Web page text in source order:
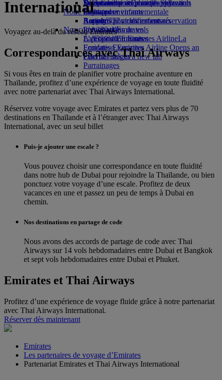
Boissons
Notre flotte
Boeing 777
L’A380 d’Emirates
L’A350 d’Emirates
Emirates Executive
Plan des sièges
Divertissements pour les enfants
Jouets pour enfants
Activités pour les enfants
La durabilité en pratique
Politique environnementale
Rapports environnementaux
Nos communautés
La Fondation Emirates AirlineLa
Fondation Emirates Airline Opens an
external link in a new tab
Parrainages
Se connecter à Emirates Skywards
Skywards+
Téléphone portable et l'application
Emirates
Annuler ou modifier une réservation
Perturbations de vols
À propos d’Emirates
International
Voyagez au-delà du réseau Emirates
Correspondances avec Thai Airways
Si vous êtes en train de planifier votre prochaine aventure en
Thaïlande, profitez d’une expérience de voyage en toute fluidité
avec notre partenariat avec Thai Airways International.
Réservez votre voyage avec Emirates et partez vers plus de 70
destinations en Thaïlande et à l’étranger avec Thai Airways
International, avec un seul billet
Puis-je ajouter une escale ?
Vous pouvez choisir une correspondance en toute fluidité
dans notre hub de Dubai pour rejoindre la Thaïlande, ou bien
ponctuez votre voyage d’une escale. Profitez de deux
vacances en une et passez un peu de temps à Dubai en
chemin.
Nos destinations en partage de code
Nous avons des accords de partage de code avec Thai
Airways sur 14 vols hebdomadaires entre Dubai et Bangkok
et sept vols hebdomadaires entre Dubai et Phuket.
Emirates et Thai Airways
Profitez d’une expérience de voyage fluide grâce à notre partenariat
avec Thai Airways International.
Réserver dès maintenant
Emirates
Les partenaires de voyage d’Emirates
Partenariat Emirates et Thai Airways International